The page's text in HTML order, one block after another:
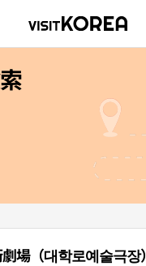
場（대학로예술극장）